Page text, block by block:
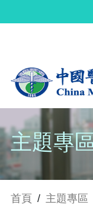
主題專
首頁 / 主題專區